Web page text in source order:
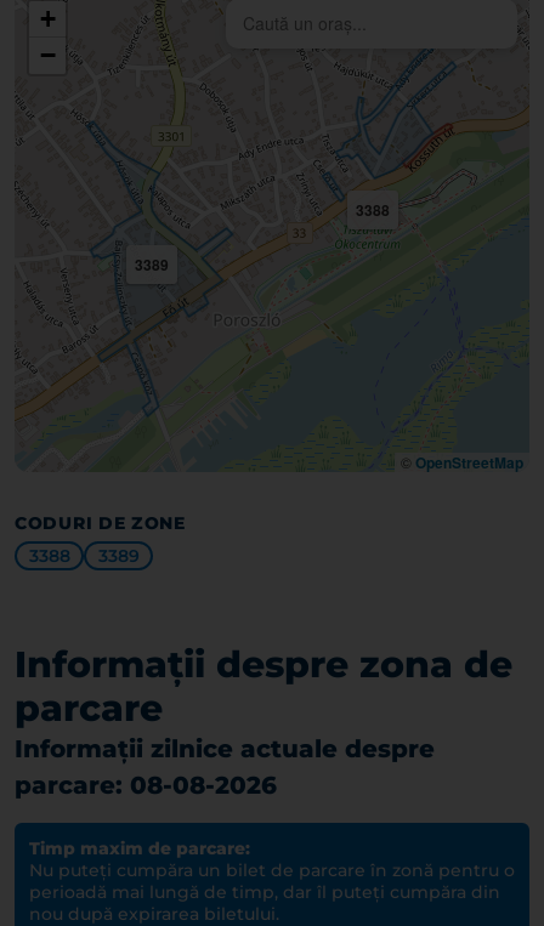
3388
3389
+
−
© OpenStreetMap
CODURI DE ZONE
3388
3389
Informații despre zona de
parcare
Informații zilnice actuale despre
parcare: 08-08-2026
Timp maxim de parcare:
Nu puteți cumpăra un bilet de parcare în zonă pentru o
perioadă mai lungă de timp, dar îl puteți cumpăra din
nou după expirarea biletului.